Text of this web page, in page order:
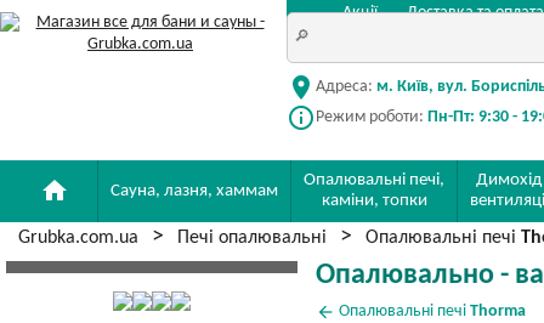
Акції Доставка та оплата
location_on Адреса: м. Київ, вул.
info_outline Режим роботи: Пн-Пт: 9:30 -
home Сауна, лазня, хаммам
Опалювальні печі,
каміни, топки
Grubka.com.ua Печі опалювальні Опалювальні печі
Опалювально -
arrow_back Опалювальні печі Thorma